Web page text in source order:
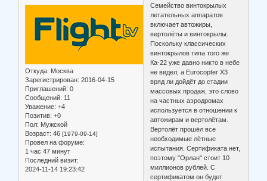
Откуда: Москва
Зарегистрирован: 2016-04-15
Приглашений: 0
Сообщений: 11
Уважение: +4
Позитив: +0
Пол: Мужской
Возраст: 46 [1979-09-14]
Провел на форуме:
1 час 47 минут
Последний визит:
2024-11-14 19:23:42
Семейство винтокрылых
летательных аппаратов
включает автожиры,
вертолёты и винтокрылы.
Поскольку классических
винтокрылов типа того же
Ка-22 уже давно никто в небе
не видел, а Eurocopter X3
вряд ли дойдёт до стадии
массовых продаж, это слово
на частных аэродромах
используется в отношении к
автожирам и вертолётам.
Вертолёт прошёл все
необходимые лётные
испытания. Сертификата нет,
поэтому "Орлан" стоит 10
миллионов рублей. С
сертификатом он будет